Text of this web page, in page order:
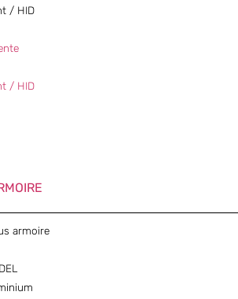
/ HID
/ HID
armoire